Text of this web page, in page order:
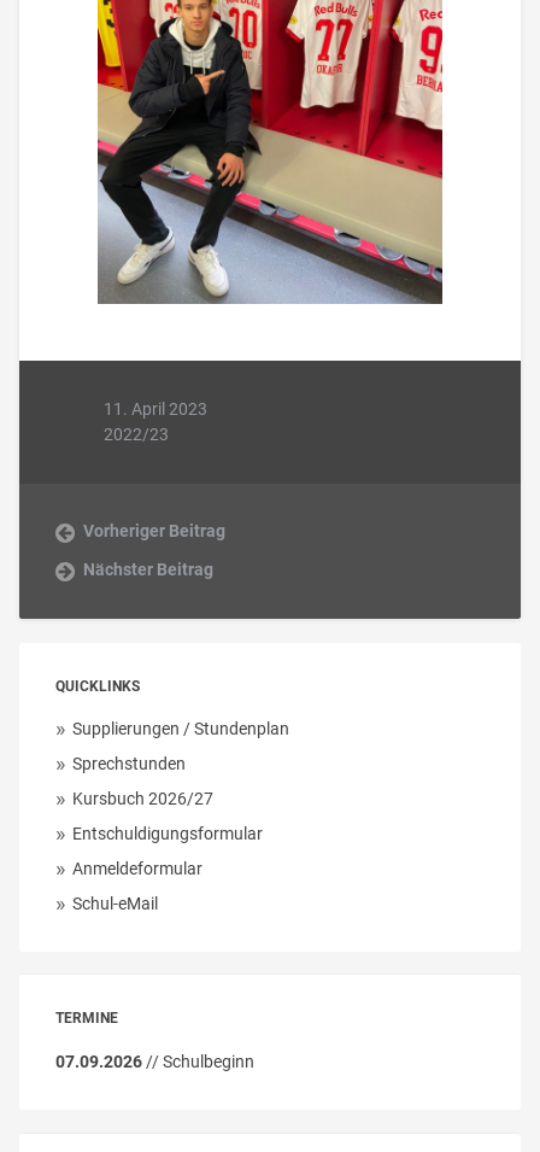
11. April 2023
2022/23
Vorheriger Beitrag
Nächster Beitrag
QUICKLINKS
Supplierungen / Stundenplan
Sprechstunden
Kursbuch 2026/27
Entschuldigungsformular
Anmeldeformular
Schul-eMail
TERMINE
07.09.2026// Schulbeginn